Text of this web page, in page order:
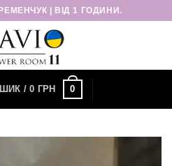
| ВІД 1 ГОДИНИ.
/0 ГРН 0